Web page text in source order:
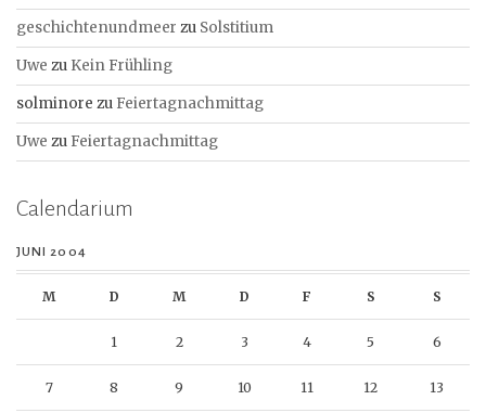
geschichtenundmeer zu Solstitium
Uwe zu Kein Frühling
solminore zu Feiertagnachmittag
Uwe zu Feiertagnachmittag
Calendarium
JUNI 2004
M D M D F S S
1 2 3 4 5 6
7 8 9 10 11 12 13